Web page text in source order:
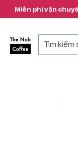
Miễn phí vận
Tìm kiếm